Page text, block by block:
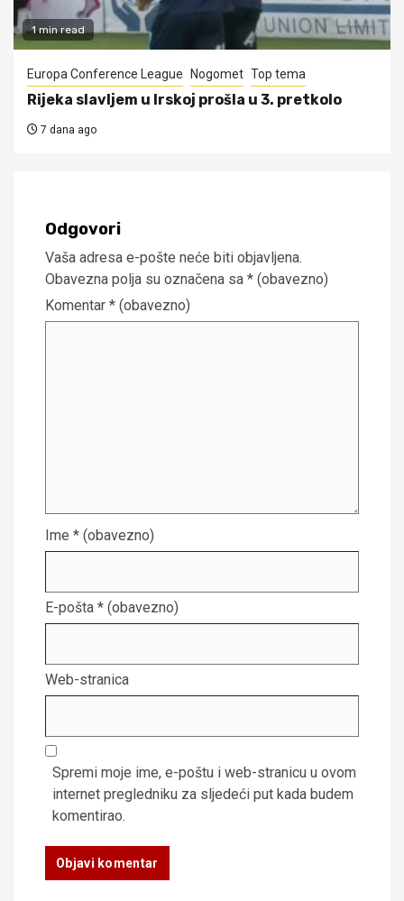
1 min read
Europa Conference League Nogomet Top tema
Rijeka slavljem u Irskoj prošla u 3. pretkolo
7 dana ago
Odgovori
Vaša adresa e-pošte neće biti objavljena.
Obavezna polja su označena sa * (obavezno)
Komentar * (obavezno)
Ime * (obavezno)
E-pošta * (obavezno)
Web-stranica
Spremi moje ime, e-poštu i web-stranicu u ovom
internet pregledniku za sljedeći put kada budem
komentirao.